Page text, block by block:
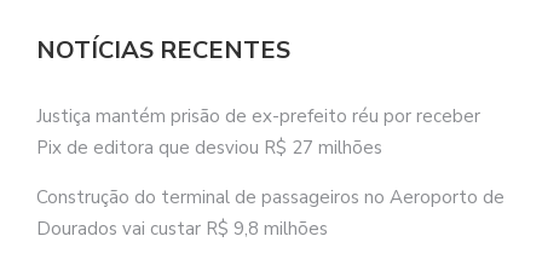
NOTÍCIAS RECENTES
Justiça mantém prisão de ex-prefeito réu por receber
Pix de editora que desviou R$ 27 milhões
Construção do terminal de passageiros no Aeroporto de
Dourados vai custar R$ 9,8 milhões